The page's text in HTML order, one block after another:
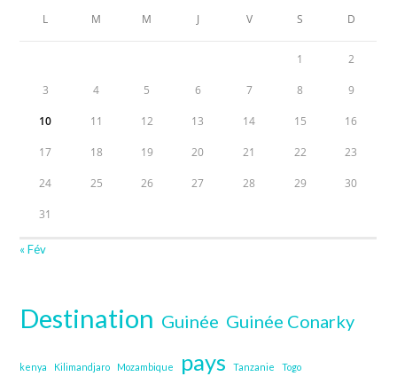
L M M J V S D
1 2
3 4 5 6 7 8 9
10 11 12 13 14 15 16
17 18 19 20 21 22 23
24 25 26 27 28 29 30
31
« Fév
Destination Guinée Guinée Conarky
kenya Kilimandjaro Mozambique pays Tanzanie Togo